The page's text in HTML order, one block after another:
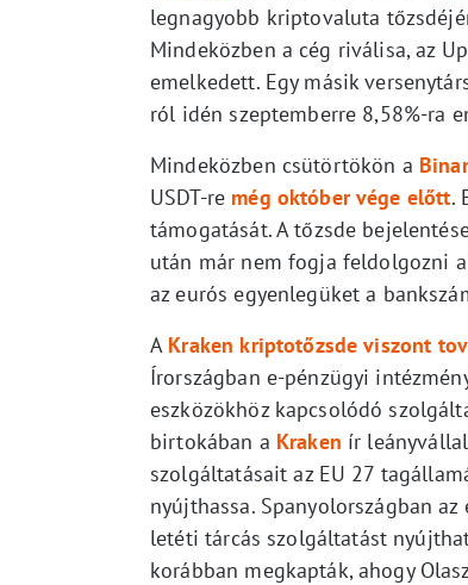
legnagyobb kriptovaluta
Mindeközben a cég riválisa, az
emelkedett. Egy másik
ról idén szeptemberre 8,58%-ra
Mindeközben csütörtökön a
USDT-re még október vége előtt.
támogatását. A tőzsde
után már nem fogja feldolgozni
az eurós egyenlegüket a
A Kraken kriptotőzsde viszont
Írországban e-pénzügyi
eszközökhöz kapcsolódó
birtokában a Kraken ír
szolgáltatásait az EU 27
nyújthassa. Spanyolországban
letéti tárcás szolgáltatást
korábban megkapták, ahogy